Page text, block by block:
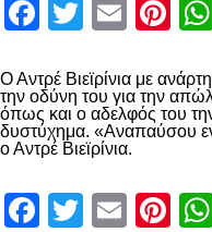
Facebook
Twitter
Email
Ο Αντρέ Βιεϊρίνια με
την οδύνη του για την
όπως και ο αδελφός του
δυστύχημα. «Αναπαύσου
ο Αντρέ Βιεϊρίνια.
Facebook
Twitter
Email